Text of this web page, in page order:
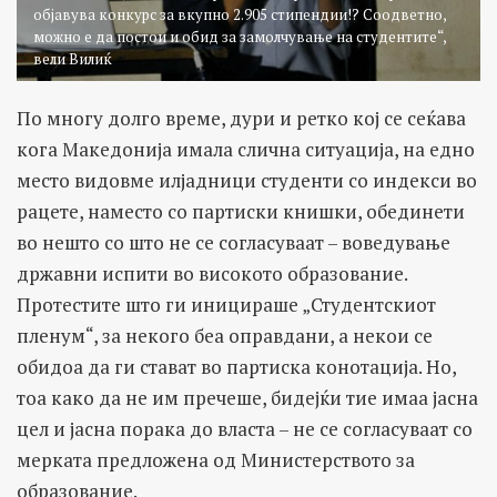
објавува конкурс за вкупно 2.905 стипендии!? Соодветно,
можно е да постои и обид за замолчување на студентите“,
вели Вилиќ
По многу долго време, дури и ретко кој се сеќава
кога Македонија имала слична ситуација, на едно
место видовме илјадници студенти со индекси во
рацете, наместо со партиски книшки, обединети
во нешто со што не се согласуваат – воведување
државни испити во високото образование.
Протестите што ги иницираше „Студентскиот
пленум“, за некого беа оправдани, а некои се
обидоа да ги стават во партиска конотација. Но,
тоа како да не им пречеше, бидејќи тие имаа јасна
цел и јасна порака до власта – не се согласуваат со
мерката предложена од Министерството за
образование.